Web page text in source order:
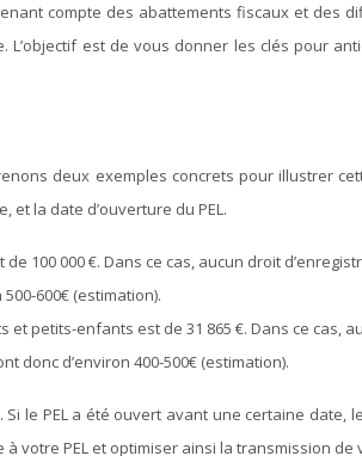
compte des abattements fiscaux et des
est de vous donner les clés pour
deux exemples concrets pour illustrer
la date d’ouverture du PEL.
100 000 €. Dans ce cas, aucun droit
600€ (estimation).
et petits-enfants est de 31 865 €. Dans ce cas,
donc d’environ 400-500€ (estimation).
le PEL a été ouvert avant une certaine
PEL et optimiser ainsi la transmission de